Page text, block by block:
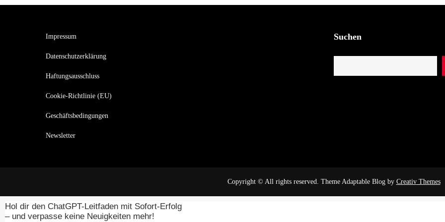
Impressum
Datenschutzerklärung
Haftungsausschluss
Cookie-Richtlinie (EU)
Geschäftsbedingungen
Newsletter
Suchen
Copyright © All rights reserved. Theme Adaptable Blog by Creativ Themes
Hol dir den ChatGPT-Leitfaden mit Sofort-Erfolg
– und verpasse keine Neuigkeiten mehr!